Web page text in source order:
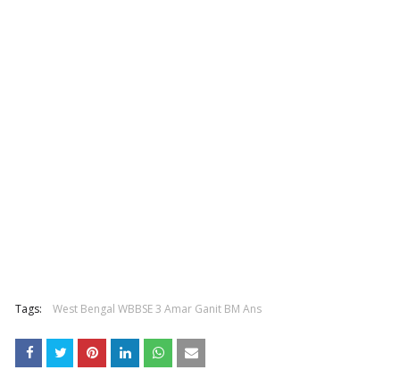
Tags: West Bengal WBBSE 3 Amar Ganit BM Ans